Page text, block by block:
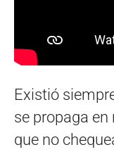
Existió
se propaga en
que no